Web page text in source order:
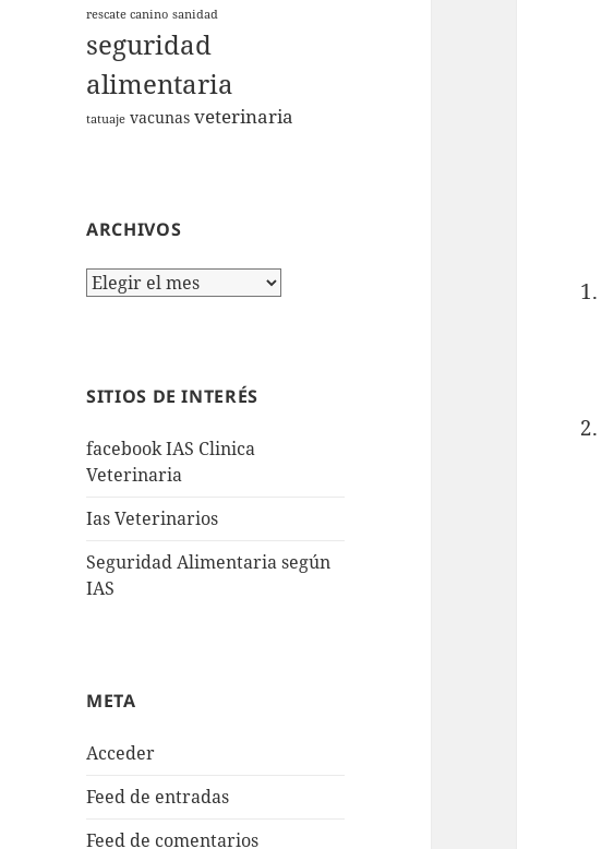
rescate canino sanidad
seguridad
alimentaria
tatuaje vacunas veterinaria
ARCHIVOS
Archivos
SITIOS DE INTERÉS
facebook IAS Clinica
Veterinaria
Ias Veterinarios
Seguridad Alimentaria según
IAS
META
Acceder
Feed de entradas
Feed de comentarios